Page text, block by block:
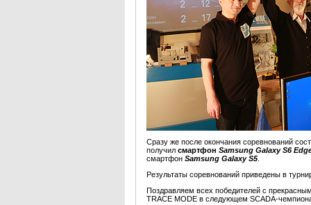
Сразу же после окончания соревнований
получил смартфон Samsung Galaxy S6
смартфон Samsung Galaxy S5.
Результаты соревнований приведены в
Поздравляем всех победителей с
TRACE MODE в следующем SCADA-